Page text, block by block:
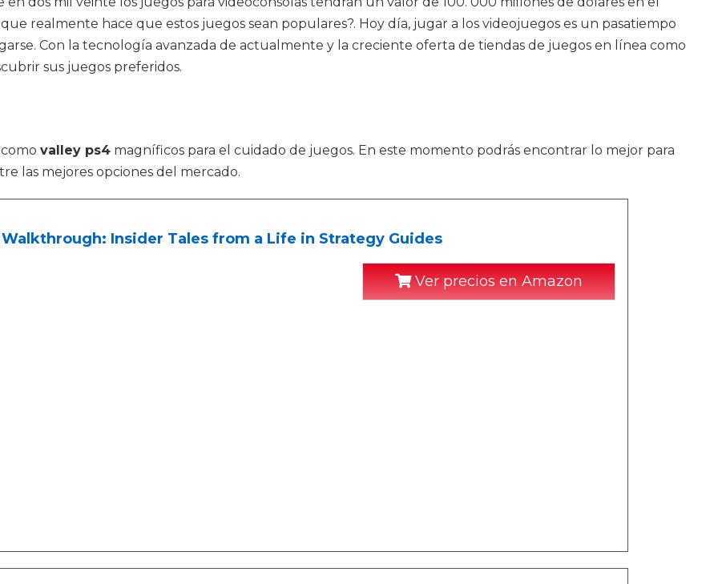
realmente hace que estos juegos sean populares?. Hoy día, jugar a los videojuegos es un pasatiempo
Con la tecnología avanzada de actualmente y la creciente oferta de tiendas de juegos en línea como
sus juegos preferidos.
valley ps4 magníficos para el cuidado de juegos. En este momento podrás encontrar lo mejor para
las mejores opciones del mercado.
Insider Tales from a Life in Strategy Guides
Ver precios en Amazon